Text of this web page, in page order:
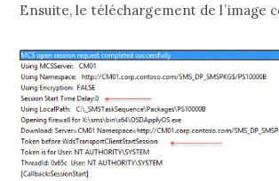
Ensuite, le téléchargement de l’image